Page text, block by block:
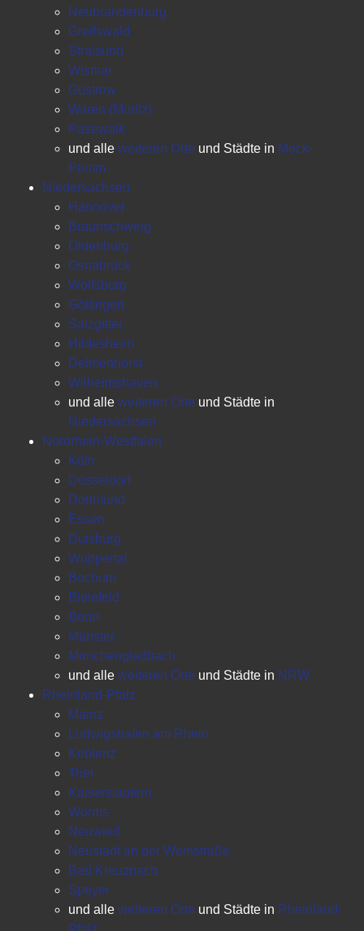
Neubrandenburg
Greifswald
Stralsund
Wismar
Güstrow
Waren (Müritz)
Pasewalk
und alle weiteren Orte und Städte in Meck-
Pomm
Niedersachsen
Hannover
Braunschweig
Oldenburg
Osnabrück
Wolfsburg
Göttingen
Salzgitter
Hildesheim
Delmenhorst
Wilhelmshaven
und alle weiteren Orte und Städte in
Niedersachsen
Nordrhein-Westfalen
Köln
Düsseldorf
Dortmund
Essen
Duisburg
Wuppertal
Bochum
Bielefeld
Bonn
Münster
Mönchengladbach
und alle weiteren Orte und Städte in NRW
Rheinland-Pfalz
Mainz
Ludwigshafen am Rhein
Koblenz
Trier
Kaiserslautern
Worms
Neuwied
Neustadt an der Weinstraße
Bad Kreuznach
Speyer
und alle weiteren Orte und Städte in Rheinland-